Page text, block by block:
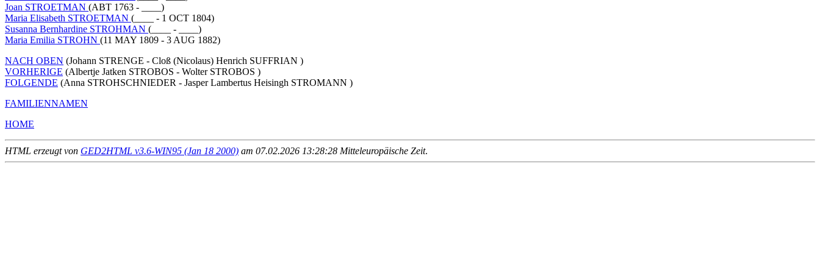
Joan STROETMAN (ABT 1763 - ____)
Maria Elisabeth STROETMAN (____ - 1 OCT 1804)
Susanna Bernhardine STROHMAN (____ - ____)
Maria Emilia STROHN (11 MAY 1809 - 3 AUG 1882)
NACH OBEN (Johann STRENGE - Cloß (Nicolaus) Henrich SUFFRIAN )
VORHERIGE (Albertje Jatken STROBOS - Wolter STROBOS )
FOLGENDE (Anna STROHSCHNIEDER - Jasper Lambertus Heisingh STROMANN )
FAMILIENNAMEN
HOME
HTML erzeugt von GED2HTML v3.6-WIN95 (Jan 18 2000) am 07.02.2026 13:28:28 Mitteleuropäische Zeit.